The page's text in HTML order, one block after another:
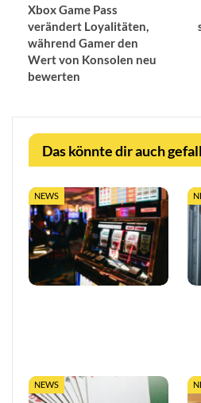
Xbox Game Pass
verändert Loyalitäten,
während Gamer den
Wert von Konsolen neu
bewerten
Das könnte dir auch
NEWS
NEWS